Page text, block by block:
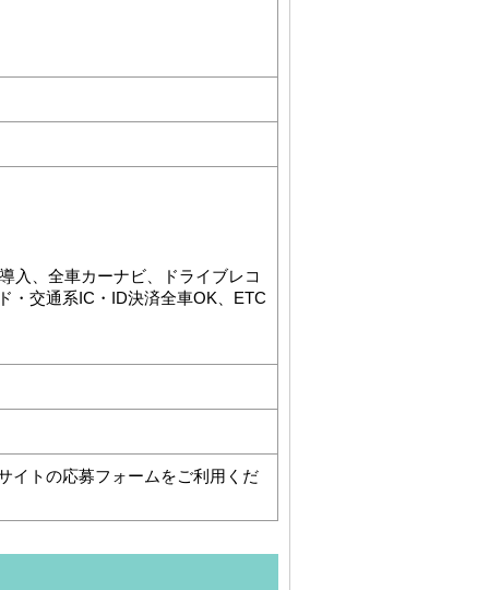
入、全車カーナビ、ドライブレコ
・交通系IC・ID決済全車OK、ETC
イトの応募フォームをご利用くだ